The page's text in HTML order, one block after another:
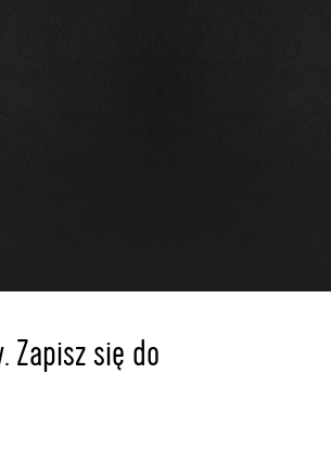
Zapisz się do